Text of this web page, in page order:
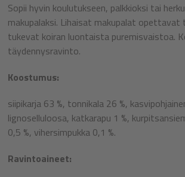
Sopii hyvin koulutukseen, palkkioksi tai
makupalaksi. Lihaisat makupalat
tukevat koiran luontaista puremisvaistoa.
täydennysravinto.
Koostumus:
siipikarja 63 %, tonnikala 26 %,
lignoselluloosa, katkarapu 1 %,
0,5 %, vihersimpukka 0,1 %.
Ravintoaineet: